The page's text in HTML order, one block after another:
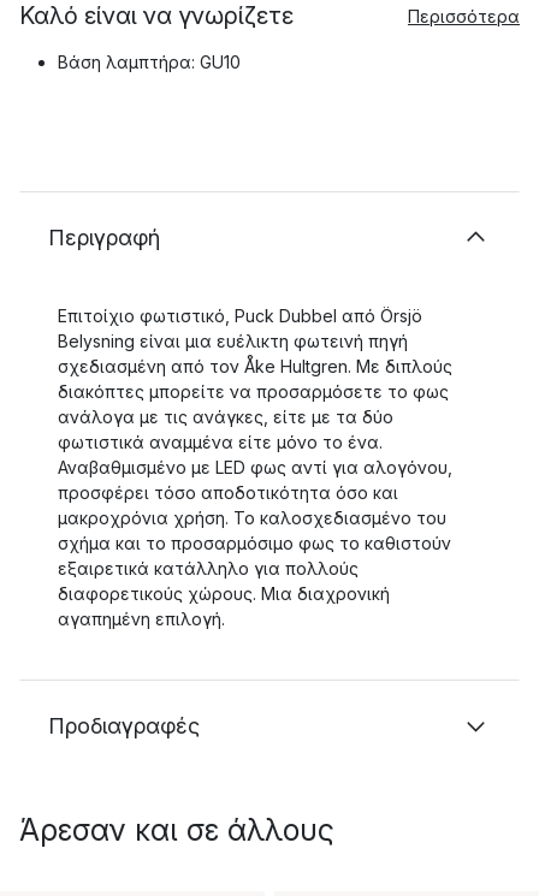
Καλό είναι να γνωρίζετε Περισσότερα
Βάση λαμπτήρα: GU10
Περιγραφή
Επιτοίχιο φωτιστικό, Puck Dubbel από Örsjö
Belysning είναι μια ευέλικτη φωτεινή πηγή
σχεδιασμένη από τον Åke Hultgren. Με διπλούς
διακόπτες μπορείτε να προσαρμόσετε το φως
ανάλογα με τις ανάγκες, είτε με τα δύο
φωτιστικά αναμμένα είτε μόνο το ένα.
Αναβαθμισμένο με LED φως αντί για αλογόνου,
προσφέρει τόσο αποδοτικότητα όσο και
μακροχρόνια χρήση. Το καλοσχεδιασμένο του
σχήμα και το προσαρμόσιμο φως το καθιστούν
εξαιρετικά κατάλληλο για πολλούς
διαφορετικούς χώρους. Μια διαχρονική
αγαπημένη επιλογή.
Προδιαγραφές
Άρεσαν και σε άλλους